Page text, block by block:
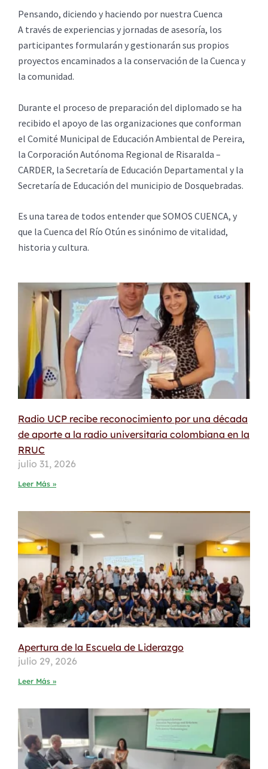
Pensando, diciendo y haciendo por nuestra Cuenca
A través de experiencias y jornadas de asesoría, los
participantes formularán y gestionarán sus propios
proyectos encaminados a la conservación de la Cuenca y
la comunidad.
Durante el proceso de preparación del diplomado se ha
recibido el apoyo de las organizaciones que conforman
el Comité Municipal de Educación Ambiental de Pereira,
la Corporación Autónoma Regional de Risaralda –
CARDER, la Secretaría de Educación Departamental y la
Secretaría de Educación del municipio de Dosquebradas.
Es una tarea de todos entender que SOMOS CUENCA, y
que la Cuenca del Río Otún es sinónimo de vitalidad,
historia y cultura.
Radio UCP recibe reconocimiento por una década
de aporte a la radio universitaria colombiana en la
RRUC
julio 31, 2026
Leer Más »
Apertura de la Escuela de Liderazgo
julio 29, 2026
Leer Más »